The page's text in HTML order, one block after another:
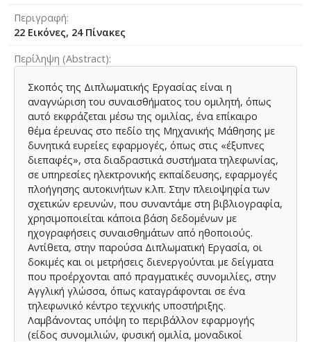
Περιγραφή
22 Εικόνες, 24 Πίνακες
Περίληψη (Abstract)
Σκοπός της Διπλωματικής Εργασίας είναι η
αναγνώριση του συναισθήματος του ομιλητή, όπως
αυτό εκφράζεται μέσω της ομιλίας, ένα επίκαιρο
θέμα έρευνας στο πεδίο της Μηχανικής Μάθησης με
δυνητικά ευρείες εφαρμογές, όπως στις «έξυπνες
διεπαφές», στα διαδραστικά συστήματα τηλεφωνίας,
σε υπηρεσίες ηλεκτρονικής εκπαίδευσης, εφαρμογές
πλοήγησης αυτοκινήτων κ.λπ. Στην πλειοψηφία των
σχετικών ερευνών, που συναντάμε στη βιβλιογραφία,
χρησιμοποιείται κάποια βάση δεδομένων με
ηχογραφήσεις συναισθημάτων από ηθοποιούς.
Αντίθετα, στην παρούσα Διπλωματική Εργασία, οι
δοκιμές και οι μετρήσεις διενεργούνται με δείγματα
που προέρχονται από πραγματικές συνομιλίες, στην
Αγγλική γλώσσα, όπως καταγράφονται σε ένα
τηλεφωνικό κέντρο τεχνικής υποστήριξης.
Λαμβάνοντας υπόψη το περιβάλλον εφαρμογής
(είδος συνομιλιών, φυσική ομιλία, μοναδικοί